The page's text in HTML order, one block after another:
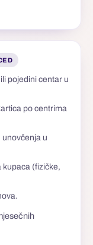
pojedini centar u
po centrima
unovčenja u
kupaca (fizičke,